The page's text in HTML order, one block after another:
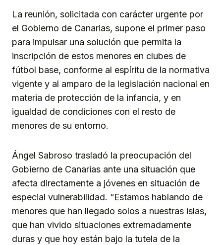
La reunión, solicitada con carácter urgente por
el Gobierno de Canarias, supone el primer paso
para impulsar una solución que permita la
inscripción de estos menores en clubes de
fútbol base, conforme al espíritu de la normativa
vigente y al amparo de la legislación nacional en
materia de protección de la infancia, y en
igualdad de condiciones con el resto de
menores de su entorno.
Ángel Sabroso trasladó la preocupación del
Gobierno de Canarias ante una situación que
afecta directamente a jóvenes en situación de
especial vulnerabilidad. “Estamos hablando de
menores que han llegado solos a nuestras islas,
que han vivido situaciones extremadamente
duras y que hoy están bajo la tutela de la